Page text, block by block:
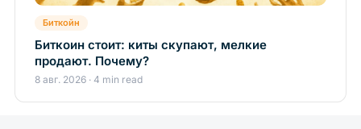
Биткойн
Биткоин стоит: киты скупают, мелкие
продают. Почему?
8 авг. 2026 · 4 min read